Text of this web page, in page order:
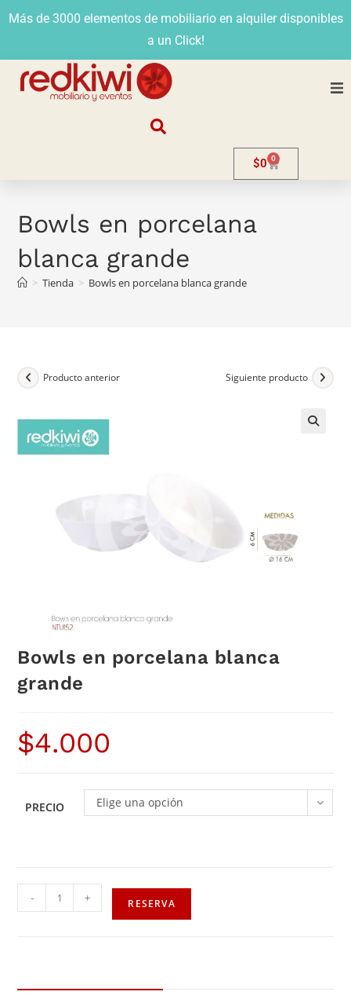
Más de 3000 elementos de mobiliario en alquiler disponibles
a un Click!
$0 0
Bowls en porcelana
blanca grande
> Tienda > Bowls en porcelana blanca grande
Producto anterior Siguiente producto
Bowls en porcelana blanca
grande
$4.000
PRECIO Elige una opción
- + RESERVA